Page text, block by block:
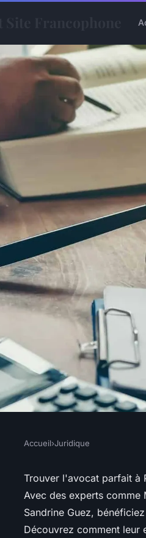
à
expert
Accueil›Juridique
Trouver l'avocat parfait à
Avec des experts comme
Sandrine Guez,
Découvrez comment leur